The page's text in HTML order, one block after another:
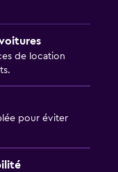
de location
pour éviter